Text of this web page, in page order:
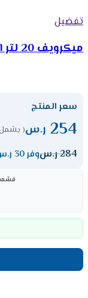
تفضيل
ميكرويف 20 لتر ارو – 700 وات – ابيض Ro-20mg
سعر المنتج
254 ر.س( يشمل
284ر.سوفر 30 ر.س